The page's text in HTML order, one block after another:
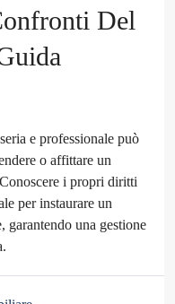
Del
e professionale può
o affittare un
i propri diritti
per instaurare un
garantendo una gestione